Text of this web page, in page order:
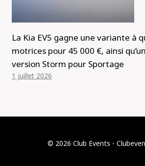
La Kia EV5 gagne une variante à
motrices pour 45 000 €, ainsi
version Storm pour Sportage
1 juillet 2026
© 2026 Club Events -